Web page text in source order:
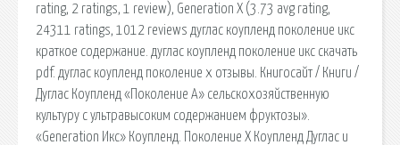
rating, 2 ratings, 1 review), Generation X (3.73 avg rating,
24311 ratings, 1012 reviews дуглас коупленд поколение икс
краткое содержание. дуглас коупленд поколение икс скачать
pdf. дуглас коупленд поколение х отзывы. Книгосайт / Книги /
Дуглас Коупленд «Поколение А» сельскохозяйственную
культуру с ультравысоким содержанием фруктозы».
«Generation Икс» Коупленд. Поколение Х Коупленд Дуглас и